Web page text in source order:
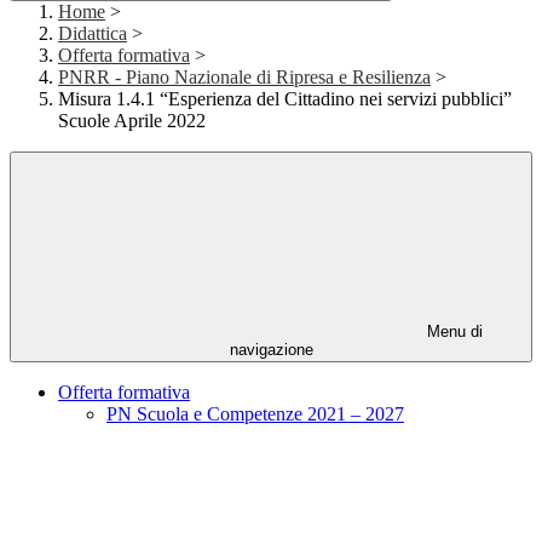
Home >
Didattica >
Offerta formativa >
PNRR - Piano Nazionale di Ripresa e Resilienza >
Misura 1.4.1 “Esperienza del Cittadino nei servizi pubblici”
Scuole Aprile 2022
Menu di
navigazione
Offerta formativa
PN Scuola e Competenze 2021 – 2027